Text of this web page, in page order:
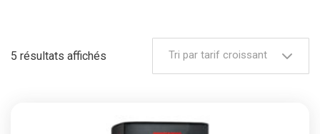
5 résultats affichés Tri par tarif croissant